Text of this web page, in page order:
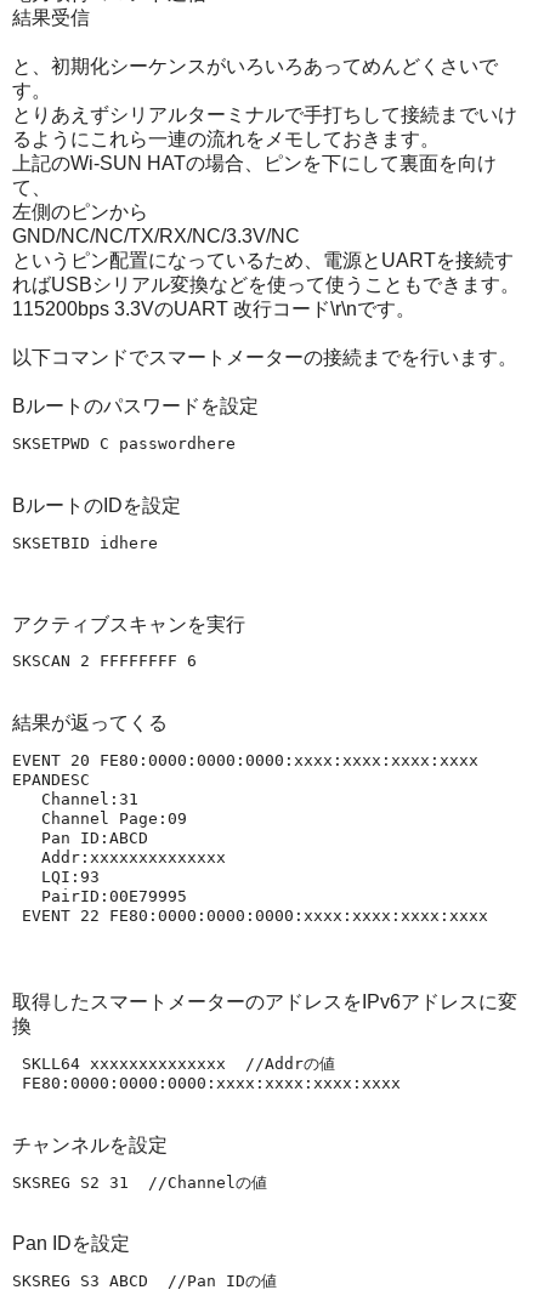
結果受信
と、初期化シーケンスがいろいろあってめんどくさいで
す。
とりあえずシリアルターミナルで手打ちして接続までいけ
るようにこれら一連の流れをメモしておきます。
上記のWi-SUN HATの場合、ピンを下にして裏面を向け
て、
左側のピンから
GND/NC/NC/TX/RX/NC/3.3V/NC
というピン配置になっているため、電源とUARTを接続す
ればUSBシリアル変換などを使って使うこともできます。
115200bps 3.3VのUART 改行コード\r\nです。
以下コマンドでスマートメーターの接続までを行います。
Bルートのパスワードを設定
BルートのIDを設定
SKSETBID idhere
アクティブスキャンを実行
結果が返ってくる
EVENT 20 FE80:0000:0000:0000:xxxx:xxxx:xxxx:xxxx
EPANDESC
Channel:31
Channel Page:09
Pan ID:ABCD
Addr:xxxxxxxxxxxxxx
LQI:93
PairID:00E79995
取得したスマートメーターのアドレスをIPv6アドレスに変
換
SKLL64 xxxxxxxxxxxxxx  //Addrの値
チャンネルを設定
Pan IDを設定